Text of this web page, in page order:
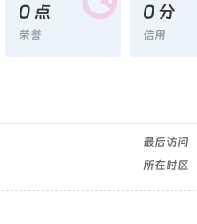
0 点
荣誉
0 分
信用
最后访问
所在时区